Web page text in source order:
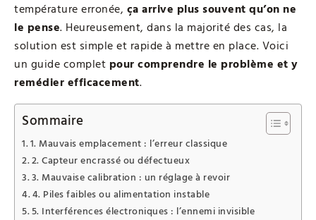
température erronée, ça arrive plus souvent qu’on ne
le pense. Heureusement, dans la majorité des cas, la
solution est simple et rapide à mettre en place. Voici
un guide complet pour comprendre le problème et y
remédier efficacement.
Sommaire
1. Mauvais emplacement : l’erreur classique
2. Capteur encrassé ou défectueux
3. Mauvaise calibration : un réglage à revoir
4. Piles faibles ou alimentation instable
5. Interférences électroniques : l’ennemi invisible